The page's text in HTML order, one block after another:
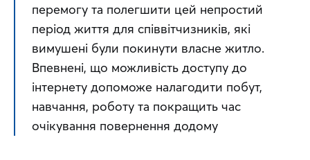
перемогу та полегшити цей непростий
період життя для співвітчизників, які
вимушені були покинути власне житло.
Впевнені, що можливість доступу до
інтернету допоможе налагодити побут,
навчання, роботу та покращить час
очікування повернення додому